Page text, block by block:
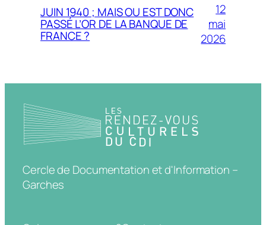
JUIN 1940 ; MAIS OU EST DONC
PASSÉ L’OR DE LA BANQUE DE
FRANCE ?
12
mai
2026
Cercle de Documentation et d'Information –
Garches